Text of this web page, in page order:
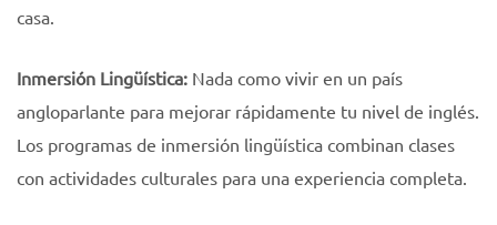
casa.
Inmersión Lingüística: Nada como vivir en un país
angloparlante para mejorar rápidamente tu nivel de inglés.
Los programas de inmersión lingüística combinan clases
con actividades culturales para una experiencia completa.